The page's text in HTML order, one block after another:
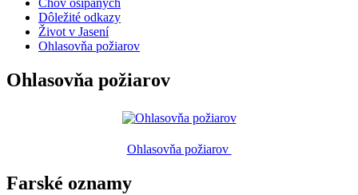
Chov ošípaných
Dôležité odkazy
Život v Jasení
Ohlasovňa požiarov
Ohlasovňa požiarov
Ohlasovňa požiarov
Farské oznamy